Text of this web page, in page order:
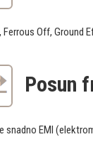
Ferrous Off, Ground
Posun
snadno EMI